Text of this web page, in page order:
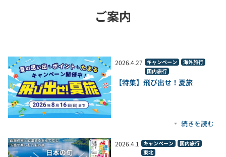
ご案内
2026.4.27 キャンペーン
海外旅行
国内旅行
【特集】飛び出せ！夏旅
続きを読む
2026.4.1 キャンペーン
国内旅行
東北